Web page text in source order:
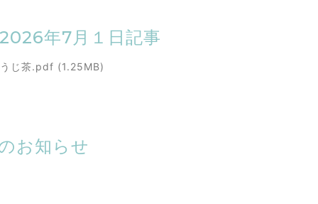
年7月１日記事
じ茶.pdf (1.25MB)
お知らせ